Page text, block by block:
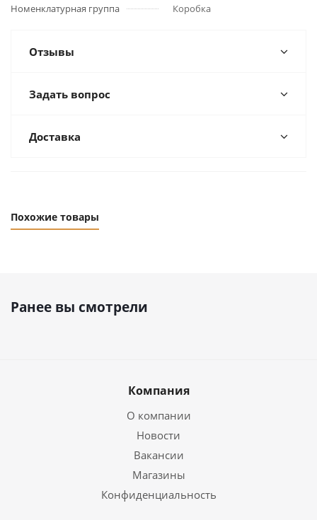
Номенклатурная группа
Коробка
Отзывы
Задать вопрос
Доставка
Похожие товары
Ранее вы смотрели
Компания
О компании
Новости
Вакансии
Магазины
Конфиденциальность